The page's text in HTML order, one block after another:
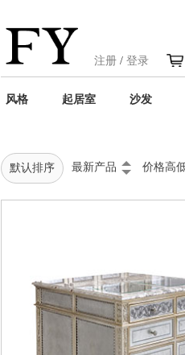
注册 / 登录
风格 起居室 沙发
默认排序 最新产品 价格高